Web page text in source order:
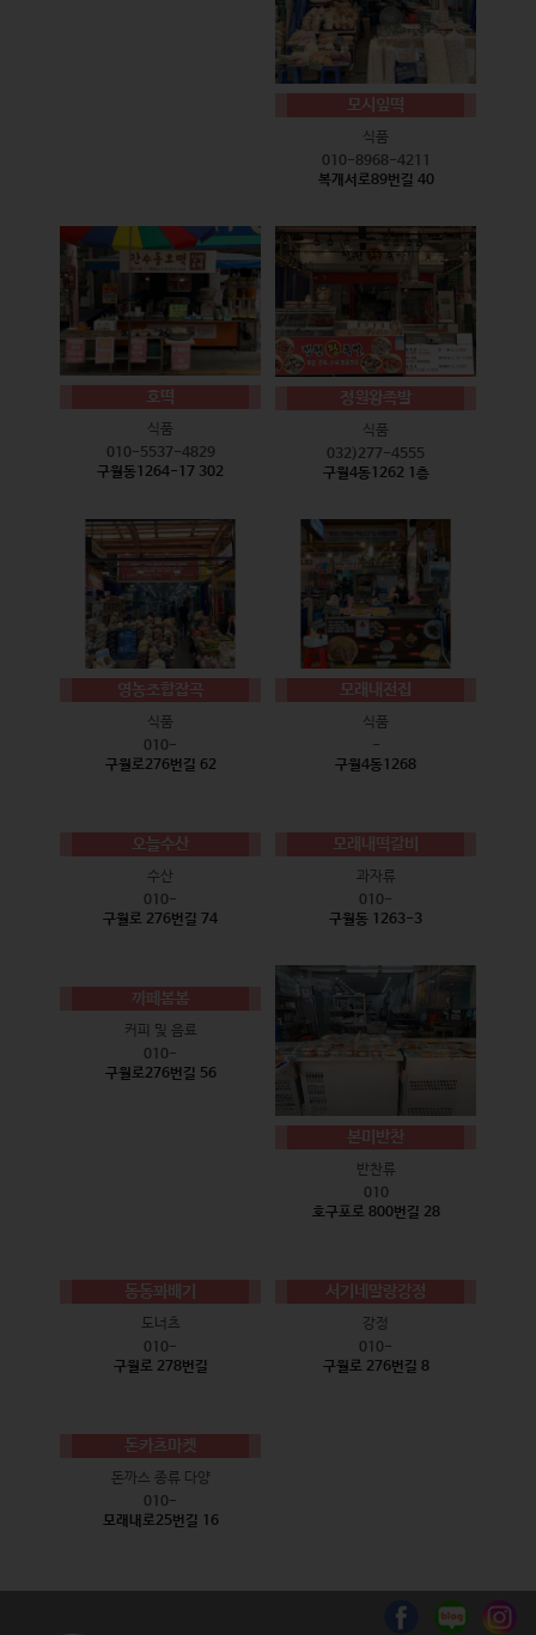
모시잎떡
식품
010-8968-4211
복개서로89번길 40
호떡
식품
010-5537-4829
구월동1264-17 302
정원왕족발
식품
032)277-4555
구월4동1262 1층
영농조합잡곡
식품
010-
구월로276번길 62
모래내전집
식품
-
구월4동1268
오늘수산
수산
010-
구월로 276번길 74
모래내떡갈비
과자류
010-
구월동 1263-3
까페봄봄
커피 및 음료
010-
구월로276번길 56
본미반찬
반찬류
010
호구포로 800번길 28
동동꽈배기
도너츠
010-
구월로 278번길
서기네말랑강정
강정
010-
구월로 276번길 8
돈카츠마켓
돈까스 종류 다양
010-
모래내로25번길 16